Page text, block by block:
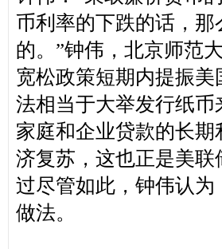
币利率的下跌的话，
的。”钟伟，北京师范
宽松政策短期内提振
法相当于大举发行纸
家庭和企业贷款的长
济复苏，这也正是美
过尽管如此，钟伟认
做法。